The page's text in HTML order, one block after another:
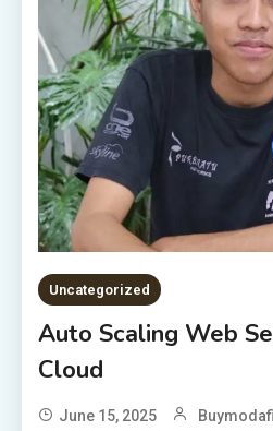
Uncategorized
Auto Scaling Web
Cloud
June 15, 2025